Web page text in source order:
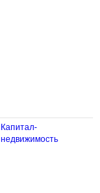
Капитал-
недвижимость